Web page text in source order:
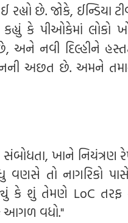
છે. જોકે, ઈન્ડિયા
કહ્યું કે પીઓકેમાં લોકો
નવી દિલ્હીને
અછત છે. અમને
ખાને નિયંત્રણ
વણસે તો નાગરિકો
કે શું તેમણે LoC તરફ
આગળ વધો."